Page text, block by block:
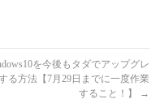
を今後もタダでアップグレ
る方法【7月29日までに一度作業
すること！】
→